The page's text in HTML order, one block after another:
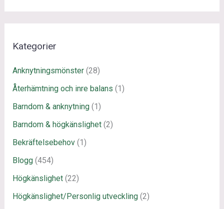
Kategorier
Anknytningsmönster(28)
Återhämtning och inre balans (1)
Barndom & anknytning(1)
Barndom & högkänslighet(2)
Bekräftelsebehov(1)
Blogg(454)
Högkänslighet(22)
Högkänslighet/Personlig utveckling(2)